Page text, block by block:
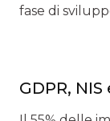
fase di
GDPR,